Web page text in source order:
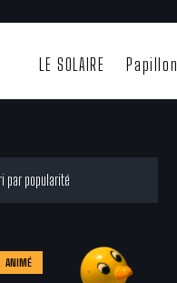
LE SOLAIRE Papillon
ANIMÉ